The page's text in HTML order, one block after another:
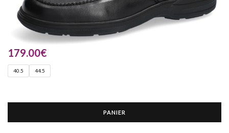
179.00€
40.5 44.5
PANIER